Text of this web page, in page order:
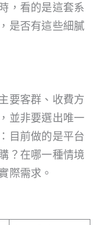
，看的是這套系
是否有這些細膩
要客群、收費方
並非要選出唯一
目前做的是平台
？在哪一種情境
際需求。